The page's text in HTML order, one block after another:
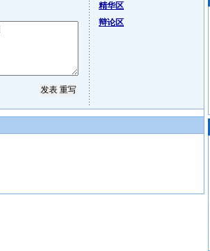
精华区
辩论区